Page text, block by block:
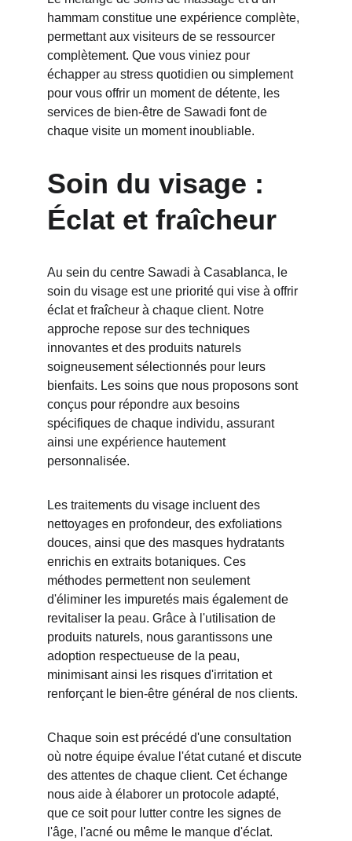
hammam constitue une expérience complète,
permettant aux visiteurs de se ressourcer
complètement. Que vous viniez pour
échapper au stress quotidien ou simplement
pour vous offrir un moment de détente, les
services de bien-être de Sawadi font de
chaque visite un moment inoubliable.
Soin du visage :
Éclat et fraîcheur
Au sein du centre Sawadi à Casablanca, le
soin du visage est une priorité qui vise à offrir
éclat et fraîcheur à chaque client. Notre
approche repose sur des techniques
innovantes et des produits naturels
soigneusement sélectionnés pour leurs
bienfaits. Les soins que nous proposons sont
conçus pour répondre aux besoins
spécifiques de chaque individu, assurant
ainsi une expérience hautement
personnalisée.
Les traitements du visage incluent des
nettoyages en profondeur, des exfoliations
douces, ainsi que des masques hydratants
enrichis en extraits botaniques. Ces
méthodes permettent non seulement
d'éliminer les impuretés mais également de
revitaliser la peau. Grâce à l'utilisation de
produits naturels, nous garantissons une
adoption respectueuse de la peau,
minimisant ainsi les risques d'irritation et
renforçant le bien-être général de nos clients.
Chaque soin est précédé d'une consultation
où notre équipe évalue l'état cutané et discute
des attentes de chaque client. Cet échange
nous aide à élaborer un protocole adapté,
que ce soit pour lutter contre les signes de
l'âge, l'acné ou même le manque d'éclat.